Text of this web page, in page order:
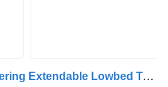
STU 4 Axle Hydraulic Steering Extendable Lowbed Trailer